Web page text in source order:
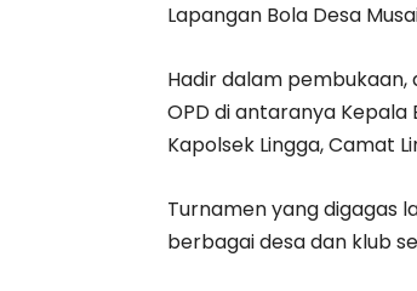
Lapangan Bola Desa
Hadir dalam pembukaan,
OPD di antaranya Kepala
Kapolsek Lingga, Camat
Turnamen yang digagas
berbagai desa dan klub